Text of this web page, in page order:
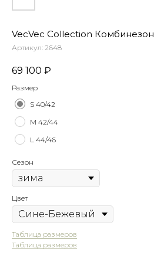
VecVec Collection Комбинезон
Артикул: 2648
69 100 ₽
Размер
S 40/42
М 42/44
L 44/46
Сезон
Цвет
Таблица размеров
Таблица размеров